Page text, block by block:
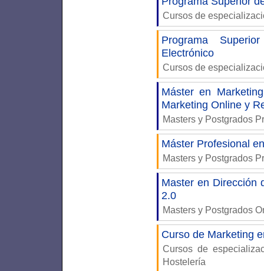
Cursos de
Programa
Electrónico
Cursos de
Máster en
Marketing Online y
Masters y Postgrados
Máster Profesional
Masters y Postgrados
Master en Dirección
2.0
Masters y Postgrados
Curso de Marketing
Cursos de
Hostelería